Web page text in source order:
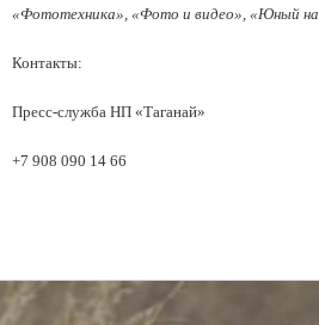
«Фототехника», «Фото и видео», «Юный
Контакты:
Пресс-служба НП «Таганай»
+7 908 090 14 66